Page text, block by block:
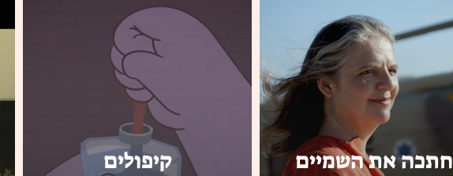
חתכה את השמיים קיפולים